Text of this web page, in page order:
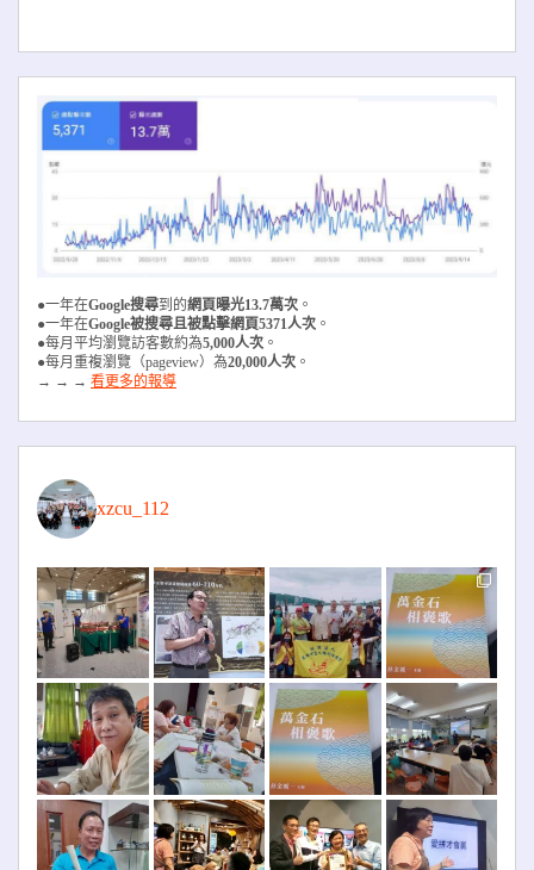
●一年在Google搜尋到的網頁曝光13.7萬次 。
●一年在Google被搜尋且被點擊網頁5371人次 。
●每月平均瀏覽訪客數約為5,000人次 。
●每月重複瀏覽（pageview）為20,000人次 。
→ → → 看更多的報導
xzcu_112